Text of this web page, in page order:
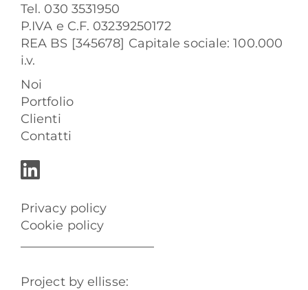
Tel. 030 3531950
P.IVA e C.F. 03239250172
REA BS [345678] Capitale sociale: 100.000
i.v.
Noi
Portfolio
Clienti
Contatti
Privacy policy
Cookie policy
Project by ellisse: